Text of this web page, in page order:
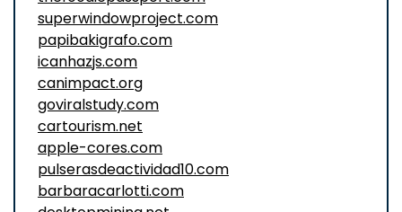
superwindowproject.com
papibakigrafo.com
icanhazjs.com
canimpact.org
goviralstudy.com
cartourism.net
apple-cores.com
pulserasdeactividad10.com
barbaracarlotti.com